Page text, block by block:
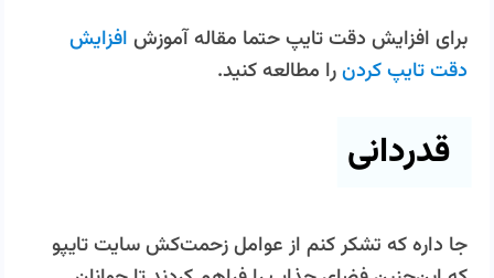
برای افزایش دقت تایپ حتما مقاله آموزش افزایش
دقت تایپ کردنرا مطالعه کنید.
قدردانی
جا داره که تشکر کنم از عوامل زحمت‌کش سایت تایپو